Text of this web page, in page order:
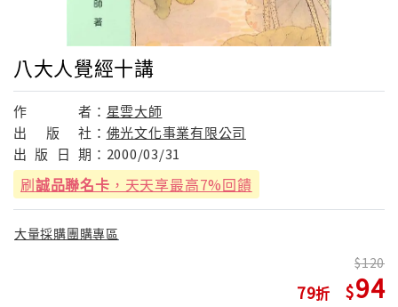
八大人覺經十講
作 者： 星雲大師
出
版 社： 佛光文化事業有限公司
出 版 日 期： 2000/03/31
刷誠品聯名卡 ，天天享最高7%回饋
大量採購團購專區
79
120
94